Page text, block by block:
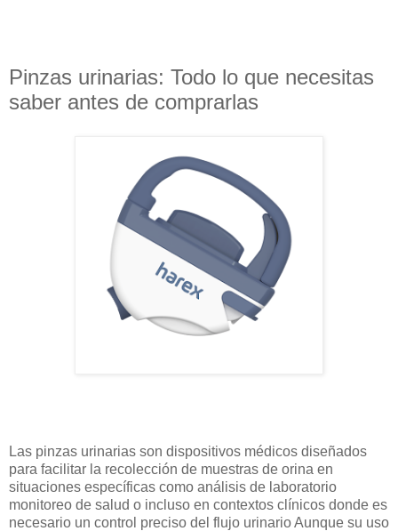
Pinzas urinarias: Todo lo que necesitas
saber antes de comprarlas
Las pinzas urinarias son dispositivos médicos diseñados
para facilitar la recolección de muestras de orina en
situaciones específicas como análisis de laboratorio
monitoreo de salud o incluso en contextos clínicos donde es
necesario un control preciso del flujo urinario Aunque su uso